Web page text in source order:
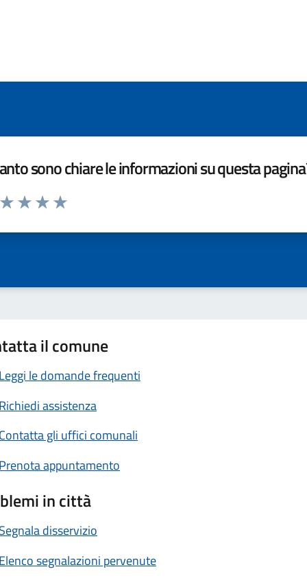
sono chiare le informazioni su questa
da 1 a 5 stelle la pagina
il comune
le domande frequenti
Richiedi assistenza
gli uffici comunali
Prenota appuntamento
in città
disservizio
Elenco segnalazioni pervenute